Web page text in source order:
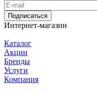
Подписаться
Интернет-магазин
Каталог
Акции
Бренды
Услуги
Компания